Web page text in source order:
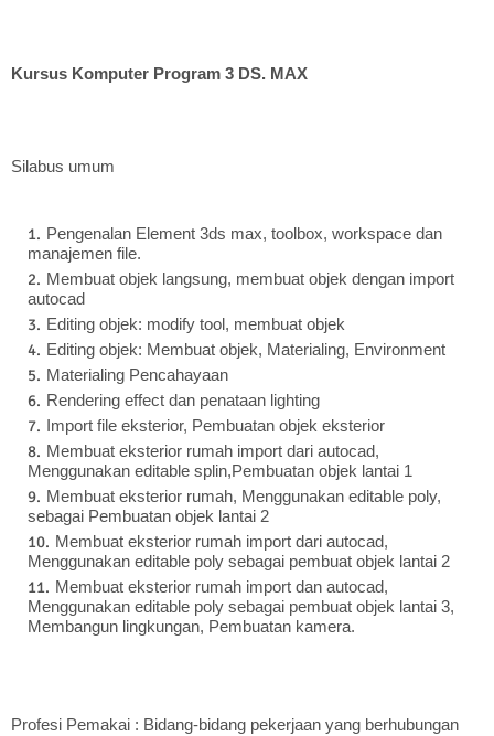
Kursus Komputer Program 3 DS. MAX
Silabus umum
Pengenalan Element 3ds max, toolbox, workspace dan
manajemen file.
Membuat objek langsung, membuat objek dengan import
autocad
Editing objek: modify tool, membuat objek
Editing objek: Membuat objek, Materialing, Environment
Materialing Pencahayaan
Rendering effect dan penataan lighting
Import file eksterior, Pembuatan objek eksterior
Membuat eksterior rumah import dari autocad,
Menggunakan editable splin,Pembuatan objek lantai 1
Membuat eksterior rumah, Menggunakan editable poly,
sebagai Pembuatan objek lantai 2
Membuat eksterior rumah import dari autocad,
Menggunakan editable poly sebagai pembuat objek lantai 2
Membuat eksterior rumah import dan autocad,
Menggunakan editable poly sebagai pembuat objek lantai 3,
Membangun lingkungan, Pembuatan kamera.
Profesi Pemakai : Bidang-bidang pekerjaan yang berhubungan